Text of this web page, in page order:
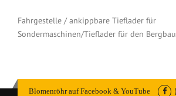
Fahrgestelle / ankippbare Tieflader für
Sondermaschinen/Tieflader für den Bergbau
Blomenröhr auf Facebook & YouTube